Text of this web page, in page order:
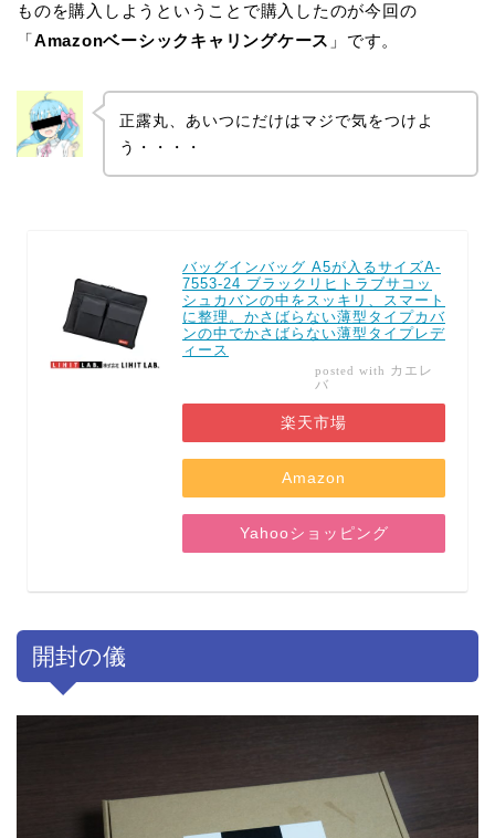
ものを購入しようということで購入したのが今回の
「Amazonベーシックキャリングケース 」です。
正露丸、あいつにだけはマジで気をつけよ
う・・・・
バッグインバッグ A5が入るサイズA-
7553-24 ブラックリヒトラブサコッ
シュカバンの中をスッキリ、スマート
に整理。かさばらない薄型タイプカバ
ンの中でかさばらない薄型タイプレデ
ィース
posted with カエレ
バ
楽天市場
Amazon
Yahooショッピング
開封の儀